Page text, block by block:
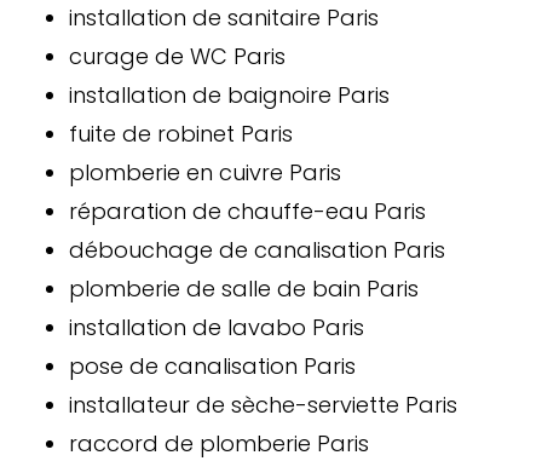
installation de sanitaire Paris
curage de WC Paris
installation de baignoire Paris
fuite de robinet Paris
plomberie en cuivre Paris
réparation de chauffe-eau Paris
débouchage de canalisation Paris
plomberie de salle de bain Paris
installation de lavabo Paris
pose de canalisation Paris
installateur de sèche-serviette Paris
raccord de plomberie Paris